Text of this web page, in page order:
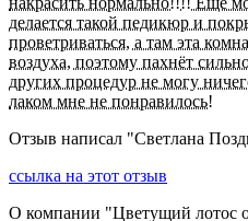
делается такой педикюр и
проветриваться, а там эта
воздуха, поэтому пахнёт
других процедур не могу
лаком мне не понравилось!
Отзыв написал "Светлана
ссылка на этот отзыв
О компании "Цветущий лотос